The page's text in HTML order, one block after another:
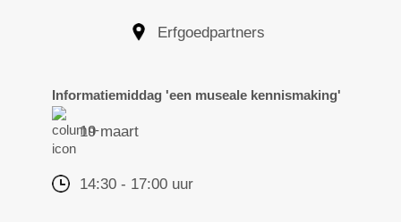
Erfgoedpartners
Informatiemiddag 'een museale kennismaking'
19 maart
14:30 - 17:00 uur